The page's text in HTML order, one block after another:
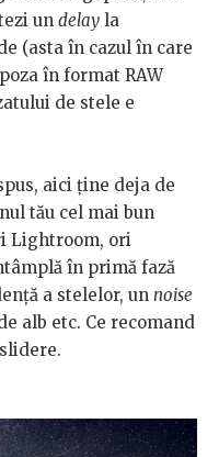
un delay la
(asta în cazul în care
în format RAW
de stele e
aici ţine deja de
tău cel mai bun
Lightroom, ori
în primă fază
a stelelor, un noise
alb etc. Ce recomand